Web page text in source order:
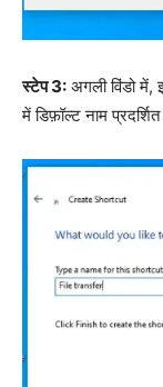
स्टेप 3: अगली विंडो में,
में डिफ़ॉल्ट नाम